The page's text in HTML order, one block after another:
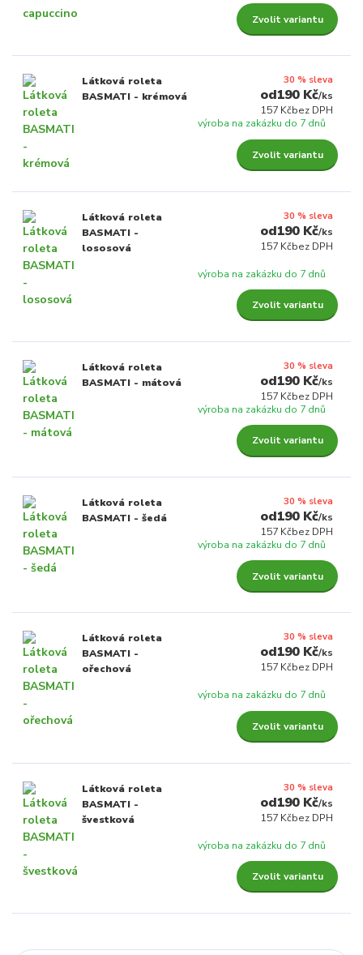
Zvolit variantu
Látková roleta
BASMATI - krémová
30 % sleva
190 Kč/ks
157 Kčbez DPH
výroba na zakázku do 7 dnů
Zvolit variantu
Látková roleta
BASMATI -
lososová
30 % sleva
190 Kč/ks
157 Kčbez DPH
výroba na zakázku do 7 dnů
Zvolit variantu
Látková roleta
BASMATI - mátová
30 % sleva
190 Kč/ks
157 Kčbez DPH
výroba na zakázku do 7 dnů
Zvolit variantu
Látková roleta
BASMATI - šedá
30 % sleva
190 Kč/ks
157 Kčbez DPH
výroba na zakázku do 7 dnů
Zvolit variantu
Látková roleta
BASMATI -
ořechová
30 % sleva
190 Kč/ks
157 Kčbez DPH
výroba na zakázku do 7 dnů
Zvolit variantu
Látková roleta
BASMATI -
švestková
30 % sleva
190 Kč/ks
157 Kčbez DPH
výroba na zakázku do 7 dnů
Zvolit variantu